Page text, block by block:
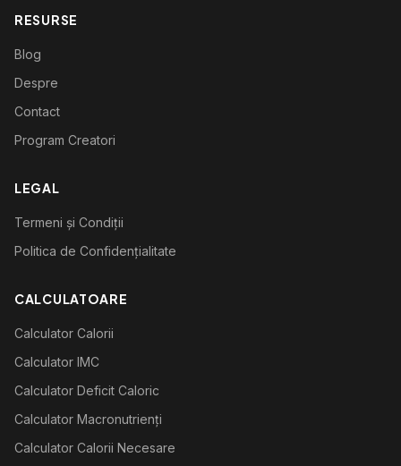
RESURSE
Blog
Despre
Contact
Program Creatori
LEGAL
Termeni și Condiții
Politica de Confidențialitate
CALCULATOARE
Calculator Calorii
Calculator IMC
Calculator Deficit Caloric
Calculator Macronutrienți
Calculator Calorii Necesare